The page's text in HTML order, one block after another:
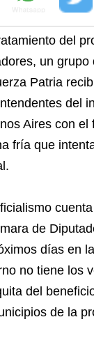
del
un grupo
Patria
del
Aires con el
fría que
de
días en
no tiene los
del
de la